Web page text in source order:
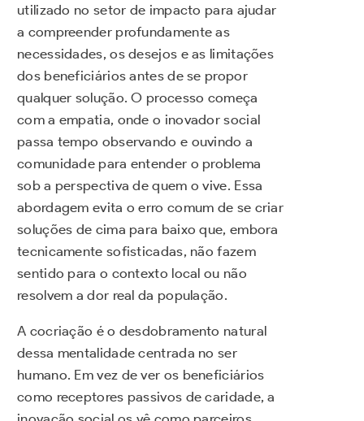
utilizado no setor de impacto para ajudar
a compreender profundamente as
necessidades, os desejos e as limitações
dos beneficiários antes de se propor
qualquer solução. O processo começa
com a empatia, onde o inovador social
passa tempo observando e ouvindo a
comunidade para entender o problema
sob a perspectiva de quem o vive. Essa
abordagem evita o erro comum de se criar
soluções de cima para baixo que, embora
tecnicamente sofisticadas, não fazem
sentido para o contexto local ou não
resolvem a dor real da população.
A cocriação é o desdobramento natural
dessa mentalidade centrada no ser
humano. Em vez de ver os beneficiários
como receptores passivos de caridade, a